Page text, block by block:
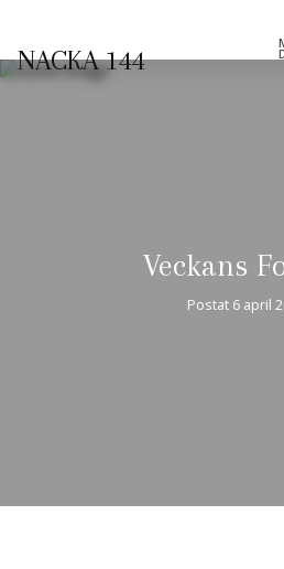
NACKA 144
Veckans
Postat 6 april